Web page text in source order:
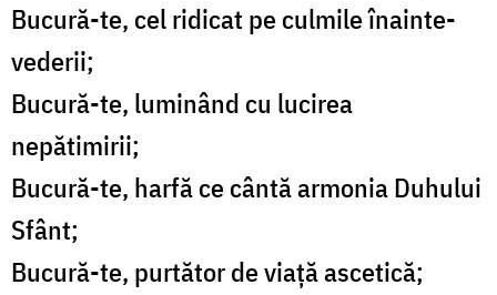
Bucură-te, cel ridicat pe culmile înainte-
vederii;
Bucură-te, luminând cu lucirea
nepătimirii;
Bucură-te, harfă ce cântă armonia Duhului
Sfânt;
Bucură-te, purtător de viață ascetică;